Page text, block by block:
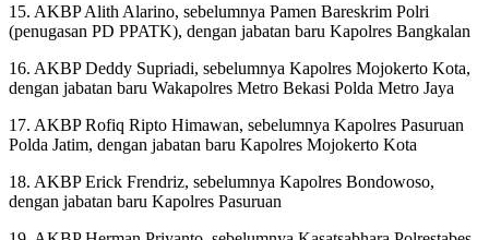
15. AKBP Alith Alarino, sebelumnya Pamen Bareskrim Polri
(penugasan PD PPATK), dengan jabatan baru Kapolres Bangkalan
16. AKBP Deddy Supriadi, sebelumnya Kapolres Mojokerto Kota,
dengan jabatan baru Wakapolres Metro Bekasi Polda Metro Jaya
17. AKBP Rofiq Ripto Himawan, sebelumnya Kapolres Pasuruan
Polda Jatim, dengan jabatan baru Kapolres Mojokerto Kota
18. AKBP Erick Frendriz, sebelumnya Kapolres Bondowoso,
dengan jabatan baru Kapolres Pasuruan